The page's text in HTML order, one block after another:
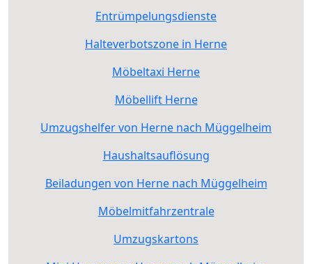
Entrümpelungsdienste
Halteverbotszone in Herne
Möbeltaxi Herne
Möbellift Herne
Umzugshelfer von Herne nach Müggelheim
Haushaltsauflösung
Beiladungen von Herne nach Müggelheim
Möbelmitfahrzentrale
Umzugskartons